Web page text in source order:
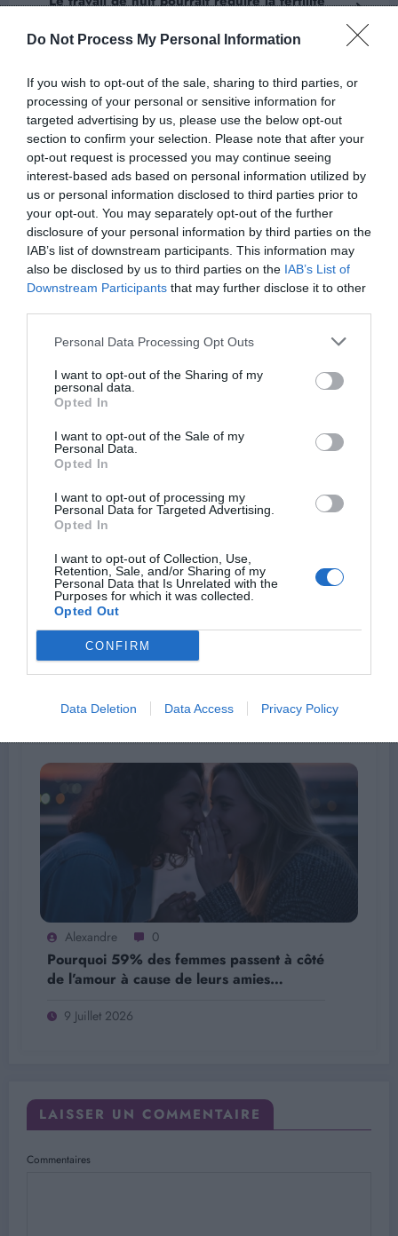
Do Not Process My Personal Information
If you wish to opt-out of the sale, sharing to third parties, or
processing of your personal or sensitive information for
targeted advertising by us, please use the below opt-out
section to confirm your selection. Please note that after your
opt-out request is processed you may continue seeing
interest-based ads based on personal information utilized by
us or personal information disclosed to third parties prior to
your opt-out. You may separately opt-out of the further
disclosure of your personal information by third parties on the
IAB’s list of downstream participants. This information may
also be disclosed by us to third parties on the IAB’s List of
Downstream Participants that may further disclose it to other
Personal Data Processing Opt Outs
I want to opt-out of the Sharing of my
personal data.
Opted In
I want to opt-out of the Sale of my
Personal Data.
Opted In
I want to opt-out of processing my
Personal Data for Targeted Advertising.
Opted In
I want to opt-out of Collection, Use,
Retention, Sale, and/or Sharing of my
Personal Data that Is Unrelated with the
Purposes for which it was collected.
Opted Out
CONFIRM
Data Deletion Data Access Privacy Policy
ARTICLES EN LIEN
Les sticks solaires nomades révolutionnent
votre protection solaire au quotidien
3 Août 2026
Alexandre 0
Les zones à ne jamais oublier pour une
peau parfaite et protégée cet été
30 Juillet 2026
Alexandre 0
Pourquoi 59% des femmes passent à côté
de l’amour à cause de leurs amies…
9 Juillet 2026
LAISSER UN COMMENTAIRE
Commentaires